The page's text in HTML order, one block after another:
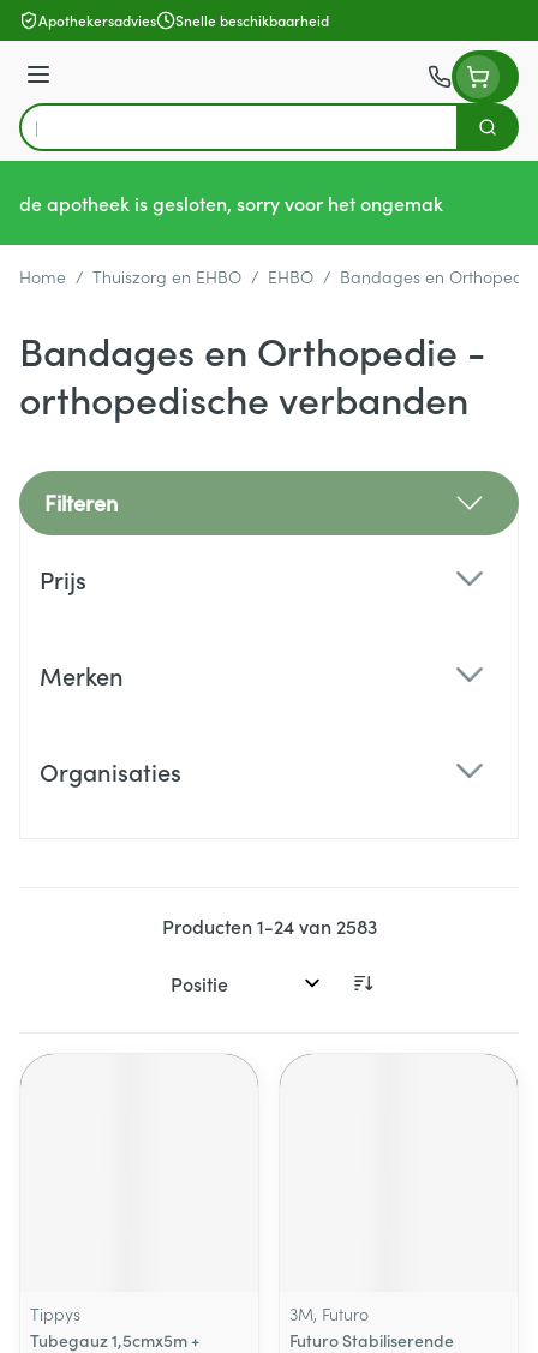
Ga naar de inhoud
Apothekersadvies Snelle beschikbaarheid
Menu
Product, merk, categorie...
Zoek
de apotheek is gesloten, sorry voor het ongemak
Home / Thuiszorg en EHBO / EHBO / Bandages en
Bandages en Orthopedie -
orthopedische verbanden
Filteren
Prijs
Merken
Organisaties
Producten1-24van 2583
Sorteer op:
Tippys
Tubegauz 1,5cmx5m +
3M, Futuro
Futuro Stabiliserende